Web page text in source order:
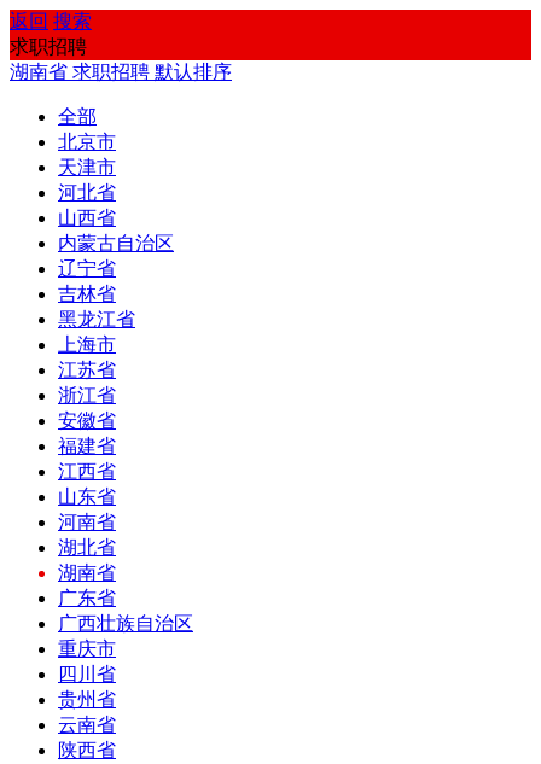
返回 搜索
求职招聘
湖南省 求职招聘 默认排序
全部
北京市
天津市
河北省
山西省
内蒙古自治区
辽宁省
吉林省
黑龙江省
上海市
江苏省
浙江省
安徽省
福建省
江西省
山东省
河南省
湖北省
湖南省
广东省
广西壮族自治区
重庆市
四川省
贵州省
云南省
陕西省